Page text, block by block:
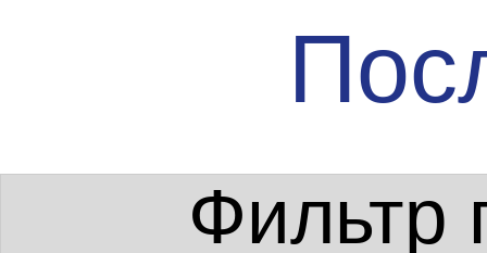
Фильтр